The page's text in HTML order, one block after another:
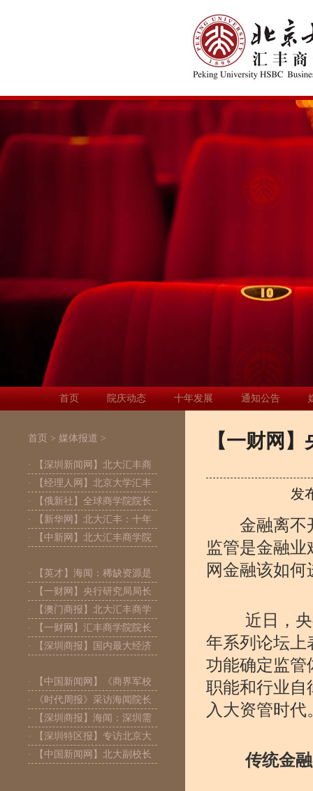
首页 院庆动态 十年发展 通知公告
首页 > 媒体报道 >
· 【深圳新闻网】北大汇丰商
· 【经理人网】北京大学汇丰
· 【俄新社】全球商学院院长
· 【新华网】北大汇丰：十年
· 【中新网】北大汇丰商学院
· 【英才】海闻：稀缺资源是
· 【一财网】央行研究局局长
· 【澳门商报】北大汇丰商学
· 【一财网】汇丰商学院院长
· 【深圳商报】国内最大经济
· 【中国新闻网】《商界军校
· 《时代周报》采访海闻院长
· 【深圳商报】海闻：深圳需
· 【深圳特区报】专访北京大
· 【中国新闻网】北大副校长
【一财网
发
金融离不开
监管是金融
网金融该如
近日，央行
年系列论坛上
功能确定监管
职能和行业自
入大资管时代
传统金融